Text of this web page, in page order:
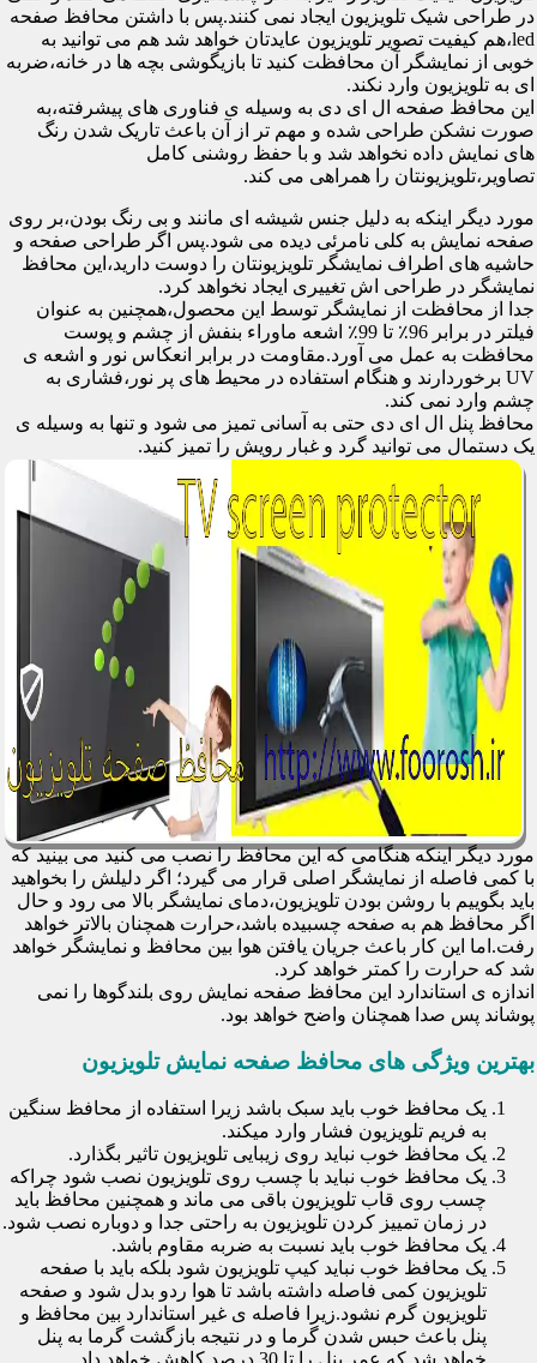
در طراحی شیک تلویزیون ایجاد نمی کنند.پس با داشتن محافظ صفحه
led،هم کیفیت تصویر تلویزیون عایدتان خواهد شد هم می توانید به
خوبی از نمایشگر آن محافظت کنید تا بازیگوشی بچه ها در خانه،ضربه
ای به تلویزیون وارد نکند.
این محافظ صفحه ال ای دی به وسیله ی فناوری های پیشرفته،به
صورت نشکن طراحی شده و مهم تر از آن باعث تاریک شدن رنگ
های نمایش داده نخواهد شد و با حفظ روشنی کامل
تصاویر،تلویزیونتان را همراهی می کند.
مورد دیگر اینکه به دلیل جنس شیشه ای مانند و بی رنگ بودن،بر روی
صفحه نمایش به کلی نامرئی دیده می شود.پس اگر طراحی صفحه و
حاشیه های اطراف نمایشگر تلویزیونتان را دوست دارید،این محافظ
نمایشگر در طراحی اش تغییری ایجاد نخواهد کرد.
جدا از محافظت از نمایشگر توسط این محصول،همچنین به عنوان
فیلتر در برابر 96٪ تا 99٪ اشعه ماوراء بنفش از چشم و پوست
محافظت به عمل می آورد.مقاومت در برابر انعکاس نور و اشعه ی
UV برخوردارند و هنگام استفاده در محیط های پر نور،فشاری به
چشم وارد نمی کند.
محافظ پنل ال ای دی حتی به آسانی تمیز می شود و تنها به وسیله ی
یک دستمال می توانید گرد و غبار رویش را تمیز کنید.
مورد دیگر اینکه هنگامی که این محافظ را نصب می کنید می بینید که
با کمی فاصله از نمایشگر اصلی قرار می گیرد؛ اگر دلیلش را بخواهید
باید بگوییم با روشن بودن تلویزیون،دمای نمایشگر بالا می رود و حال
اگر محافظ هم به صفحه چسبیده باشد،حرارت همچنان بالاتر خواهد
رفت.اما این کار باعث جریان یافتن هوا بین محافظ و نمایشگر خواهد
شد که حرارت را کمتر خواهد کرد.
اندازه ی استاندارد این محافظ صفحه نمایش روی بلندگوها را نمی
پوشاند پس صدا همچنان واضح خواهد بود.
بهترین ویژگی های محافظ صفحه نمایش تلویزیون
یک محافظ خوب باید سبک باشد زیرا استفاده از محافظ سنگین
به فریم تلویزیون فشار وارد میکند.
یک محافظ خوب نباید روی زیبایی تلویزیون تاثیر بگذارد.
یک محافظ خوب نباید با چسب روی تلویزیون نصب شود چراکه
چسب روی قاب تلویزیون باقی می ماند و همچنین محافظ باید
در زمان تمییز کردن تلویزیون به راحتی جدا و دوباره نصب شود.
یک محافظ خوب باید نسبت به ضربه مقاوم باشد.
یک محافظ خوب نباید کیپ تلویزیون شود بلکه باید با صفحه
تلویزیون کمی فاصله داشته باشد تا هوا ردو بدل شود و صفحه
تلویزیون گرم نشود.زیرا فاصله ی غیر استاندارد بین محافظ و
پنل باعث حبس شدن گرما و در نتیجه بازگشت گرما به پنل